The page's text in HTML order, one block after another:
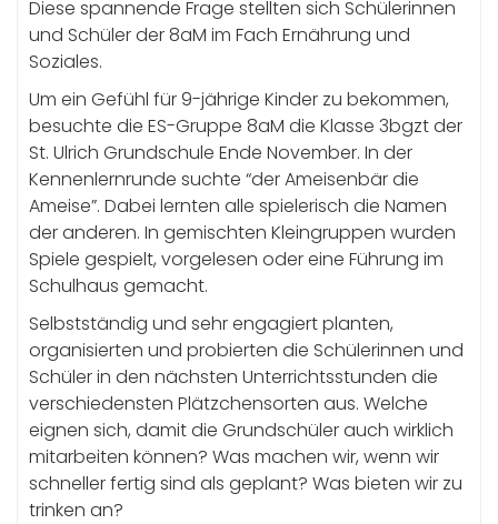
Diese spannende Frage stellten sich Schülerinnen
und Schüler der 8aM im Fach Ernährung und
Soziales.
Um ein Gefühl für 9-jährige Kinder zu bekommen,
besuchte die ES-Gruppe 8aM die Klasse 3bgzt der
St. Ulrich Grundschule Ende November. In der
Kennenlernrunde suchte “der Ameisenbär die
Ameise”. Dabei lernten alle spielerisch die Namen
der anderen. In gemischten Kleingruppen wurden
Spiele gespielt, vorgelesen oder eine Führung im
Schulhaus gemacht.
Selbstständig und sehr engagiert planten,
organisierten und probierten die Schülerinnen und
Schüler in den nächsten Unterrichtsstunden die
verschiedensten Plätzchensorten aus. Welche
eignen sich, damit die Grundschüler auch wirklich
mitarbeiten können? Was machen wir, wenn wir
schneller fertig sind als geplant? Was bieten wir zu
trinken an?